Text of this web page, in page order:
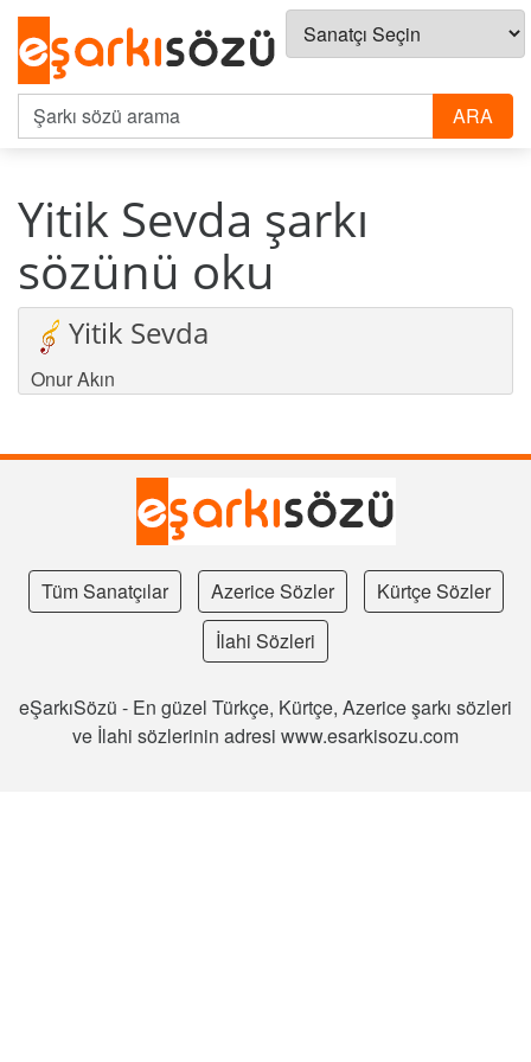
Yitik Sevda şarkı
sözünü oku
Yitik Sevda
Onur Akın
Tüm Sanatçılar Azerice Sözler
Kürtçe Sözler
İlahi Sözleri
eŞarkıSözü - En güzel Türkçe, Kürtçe, Azerice şarkı sözleri
ve İlahi sözlerinin adresi www.esarkisozu.com